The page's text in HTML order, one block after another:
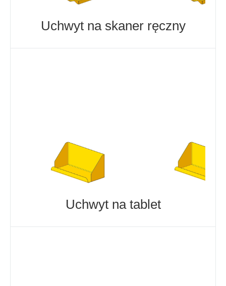
Uchwyt na skaner ręczny
Uchwyt na tablet